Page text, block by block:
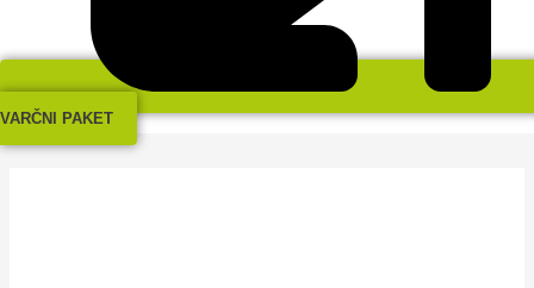
VARČNI PAKET